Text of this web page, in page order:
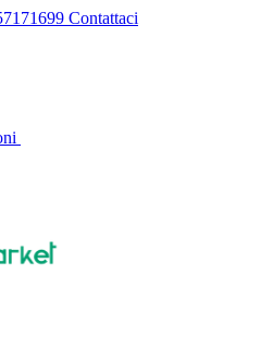
Contattaci